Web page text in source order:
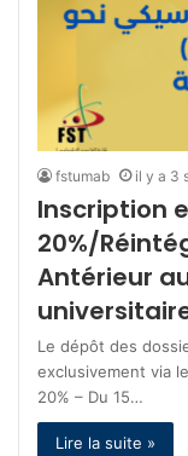
fstumab il y a 3
Inscription
20%/
Antérieur
Le dépôt des
exclusivement via
20% – Du 15…
Lire la suite »